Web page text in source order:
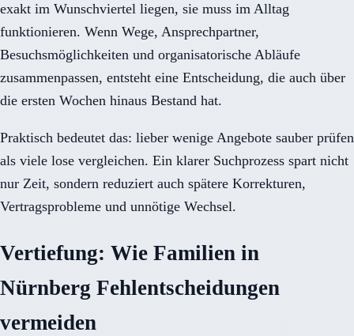
exakt im Wunschviertel liegen, sie muss im Alltag
funktionieren. Wenn Wege, Ansprechpartner,
Besuchsmöglichkeiten und organisatorische Abläufe
zusammenpassen, entsteht eine Entscheidung, die auch über
die ersten Wochen hinaus Bestand hat.
Praktisch bedeutet das: lieber wenige Angebote sauber prüfen
als viele lose vergleichen. Ein klarer Suchprozess spart nicht
nur Zeit, sondern reduziert auch spätere Korrekturen,
Vertragsprobleme und unnötige Wechsel.
Vertiefung: Wie Familien in
Nürnberg Fehlentscheidungen
vermeiden